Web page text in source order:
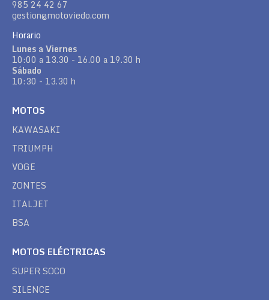
985 24 42 67
gestion@motoviedo.com
Horario
Lunes a Viernes
10:00 a 13.30 - 16.00 a 19.30 h
Sábado
10:30 - 13.30 h
MOTOS
KAWASAKI
TRIUMPH
VOGE
ZONTES
ITALJET
BSA
MOTOS ELÉCTRICAS
SUPER SOCO
SILENCE